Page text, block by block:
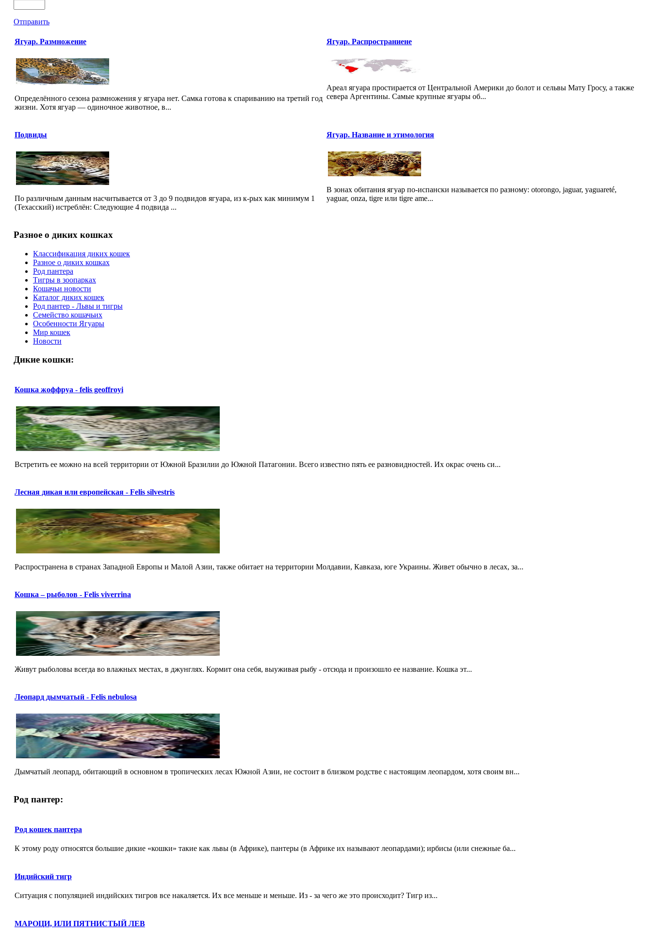
Отправить
Ягуар. Размножение
Определённого сезона размножения у ягуара нет. Самка готова к спариванию на третий год
жизни. Хотя ягуар — одиночное животное, в...
Ягуар. Распространиене
Ареал ягуара простирается от Центральной Америки до болот и сельвы Мату Гросу, а также
севера Аргентины. Самые крупные ягуары об...
Подвиды
По различным данным насчитывается от 3 до 9 подвидов ягуара, из к-рых как минимум 1
(Техасский) истреблён: Следующие 4 подвида ...
Ягуар. Название и этимология
В зонах обитания ягуар по-испански называется по разному: otorongo, jaguar, yaguareté,
yaguar, onza, tigre или tigre ame...
Разное о диких кошках
Классификация диких кошек
Разное о диких кошках
Род пантера
Тигры в зоопарках
Кошачьи новости
Каталог диких кошек
Род пантер - Львы и тигры
Семейство кошачьих
Особенности Ягуары
Мир кошек
Новости
Дикие кошки:
Кошка жоффруа - felis geoffroyi
Встретить ее можно на всей территории от Южной Бразилии до Южной Патагонии. Всего известно пять ее разновидностей. Их окрас очень си...
Лесная дикая или европейская - Felis silvestris
Распространена в странах Западной Европы и Малой Азии, также обитает на территории Молдавии, Кавказа, юге Украины. Живет обычно в лесах, за...
Кошка – рыболов - Felis viverrina
Живут рыболовы всегда во влажных местах, в джунглях. Кормит она себя, выуживая рыбу - отсюда и произошло ее название. Кошка эт...
Леопард дымчатый - Felis nebulosa
Дымчатый леопард, обитающий в основном в тропических лесах Южной Азии, не состоит в близком родстве с настоящим леопардом, хотя своим вн...
Род пантер:
Род кошек пантера
К этому роду относятся большие дикие «кошки» такие как львы (в Африке), пантеры (в Африке их называют леопардами); ирбисы (или снежные ба...
Индийский тигр
Ситуация с популяцией индийских тигров все накаляется. Их все меньше и меньше. Из - за чего же это происходит? Тигр из...
МАРОЦИ, ИЛИ ПЯТНИСТЫЙ ЛЕВ